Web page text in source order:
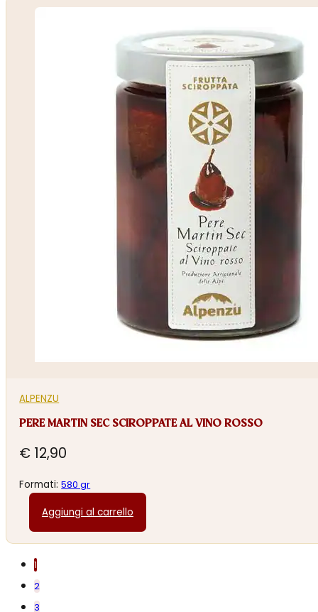
ALPENZU
PERE MARTIN SEC SCIROPPATE AL VINO ROSSO
€ 12,90
Formati:580 gr
Aggiungi al carrello
1
2
3